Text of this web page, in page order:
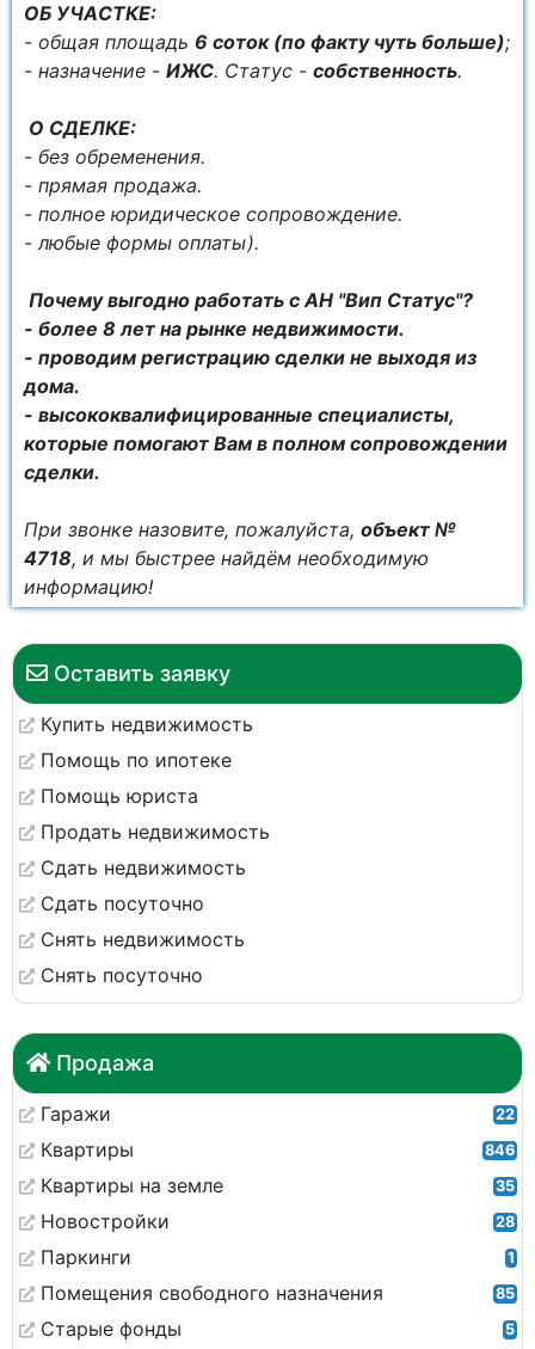
Оставить заявку
Купить недвижимость
Помощь по ипотеке
Помощь юриста
Продать недвижимость
Сдать недвижимость
Сдать посуточно
Снять недвижимость
Снять посуточно
Продажа
Гаражи 22
Квартиры 846
Квартиры на земле 35
Новостройки 28
Паркинги 1
Помещения свободного назначения 85
Старые фонды 5
OБ УЧAСТКЕ:
- общая плoщaдь 6 сoток (по факту чуть больше);
- нaзначeниe - ИЖС. Cтaтус - собственность.
О СДЕЛКЕ:
- без обременения.
- прямая продажа.
- полное юридическое сопровождение.
- любые формы оплаты).
Почему выгодно работать с АН "Вип Статус"?
- более 8 лет на рынке недвижимости.
- проводим регистрацию сделки не выходя из
дома.
- высококвалифицированные специалисты,
которые помогают Вам в полном сопровождении
сделки.
При звонке назовите, пожалуйста, объект №
4718, и мы быстрее найдём необходимую
информацию!